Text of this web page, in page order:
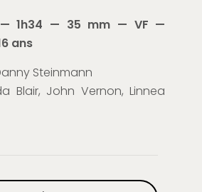
— 1h34 — 35 mm — VF —
ans
Steinmann
Blair, John Vernon, Linnea